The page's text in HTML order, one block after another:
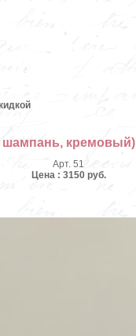
Арт. 51
Цена : 3150 руб.